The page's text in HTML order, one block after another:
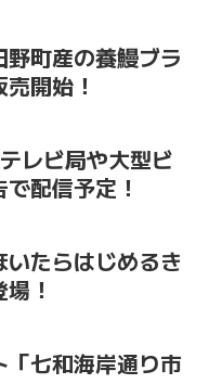
野町産の養鰻ブラ
開始！
レビ局や大型ビ
配信予定！
たらはじめるき
！
七和海岸通り市